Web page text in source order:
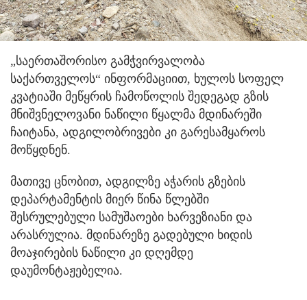
„საერთაშორისო გამჭვირვალობა
საქართველოს“ ინფორმაციით, ხულოს სოფელ
კვატიაში მეწყრის ჩამოწოლის შედეგად გზის
მნიშვნელოვანი ნაწილი წყალმა მდინარეში
ჩაიტანა, ადგილობრივები კი გარესამყაროს
მოწყდნენ.
მათივე ცნობით, ადგილზე აჭარის გზების
დეპარტამენტის მიერ წინა წლებში
შესრულებული სამუშაოები ხარვეზიანი და
არასრულია. მდინარეზე გადებული ხიდის
მოაჯირების ნაწილი კი დღემდე
დაუმონტაჟებელია.